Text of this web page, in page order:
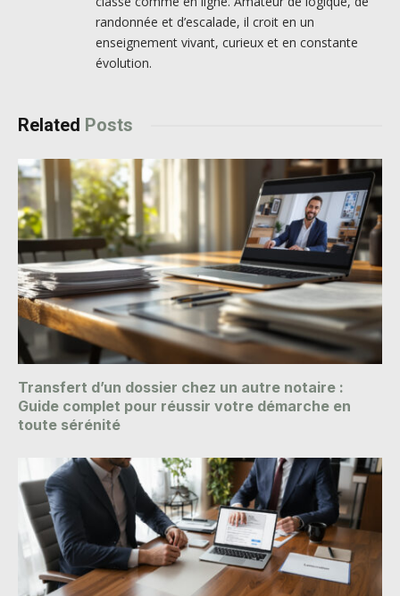
randonnée et d’escalade, il croit en un
enseignement vivant, curieux et en constante
évolution.
Related Posts
Transfert d’un dossier chez un autre notaire :
Guide complet pour réussir votre démarche en
toute sérénité